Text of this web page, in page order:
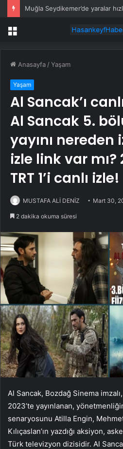
Muğla Seydikemer’de yaralar
Menü
Anasayfa /Yaşam
Yaşam
Al Sancak’ı
Al Sancak 5.
yayını nereden
izle link var mı?
TRT 1’i canlı izle!
MUSTAFA ALİ DENİZ Mart 30,
2 dakika okuma süresi
Al Sancak, Bozdağ Sinema
2023’te yayınlanan,
senaryosunu Atilla Engin,
Kılıçaslan’ın yazdığı aksiyon,
Türk televizyon dizisidir. Al